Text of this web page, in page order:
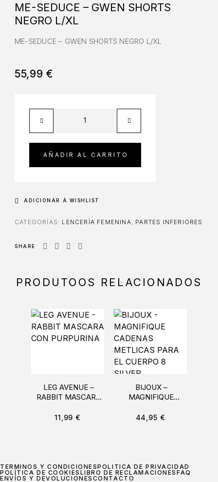
ME-SEDUCE – GWEN SHORTS
NEGRO L/XL
ME-SEDUCE – GWEN SHORTS NEGRO L/XL
55,99 €
AÑADIR AL CARRITO
ADICIONAR À WISHLIST
CATEGORÍAS: LENCERÍA FEMENINA PARTES INFERIORES
SHARE
PRODUTOOS RELACIONADOS
LEG AVENUE –
RABBIT MASCARA
11,99 €
BIJOUX –
MAGNIFIQUE
METLICAS PARA EL
44,95 €
TÉRMINOS Y CONDICIONESPOLÍTICA DE PRIVACIDAD
POLÍTICA DE COOKIES LIBRO DE RECLAMACIONES FAQ
ENVÍOS Y DEVOLUCIONES CONTACTO